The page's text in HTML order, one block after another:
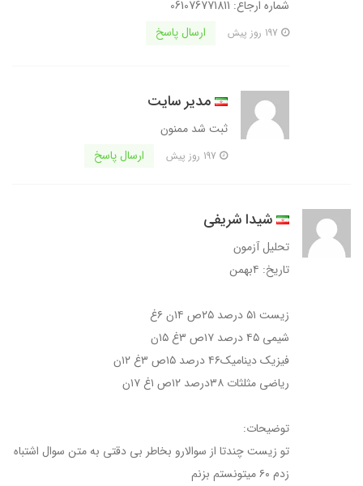
شماره ارجاع: 061076771811
ارسال پاسخ
مدیر سایت
ثبت شد ممنون
ارسال پاسخ
شیدا شریفی
تحلیل آزمون
تاریخ: ۴بهمن
زیست ۵۱ درصد ۲۵ص ۱۴ن ۶غ
شیمی ۴۵ درصد ۱۷ص ۳غ ۱۵ن
فیزیک دینامیک۴۶ درصد ۱۵ص ۳غ ۱۲ن
ریاضی مثلثات ۳۸درصد ۱۲ص ۱غ ۱۷ن
توضیحات:
تو زیست چندتا از سوالارو بخاطر بی دقتی به متن سوال اشتباه
زدم ۶۰ میتونستم بزنم